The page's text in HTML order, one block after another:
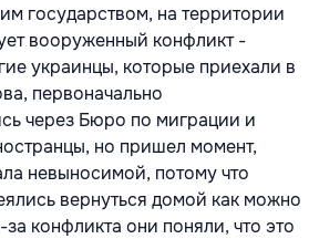
государством, на территории
вооруженный конфликт -
украинцы, которые приехали в
первоначально
через Бюро по миграции и
но пришел момент,
невыносимой, потому что
вернуться домой как можно
конфликта они поняли, что это